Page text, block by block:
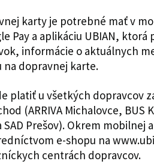
karty je potrebné mať v
Pay a aplikáciu UBIAN, ktorá
informácie o aktuálnych
dopravnej karte.
platiť u všetkých dopravcov
(ARRIVA Michalovce, BUS
SAD Prešov). Okrem mobilnej
e-shopu na
centrách dopravcov.